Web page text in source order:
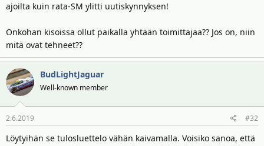
ajoilta kuin rata-SM ylitti uutiskynnyksen!
Onkohan kisoissa ollut paikalla yhtään toimittajaa?? Jos on, niin
mitä ovat tehneet??
BudLightJaguar
Well-known member
2.6.2019 #32
Löytyihän se tulosluettelo vähän kaivamalla. Voisiko sanoa, että